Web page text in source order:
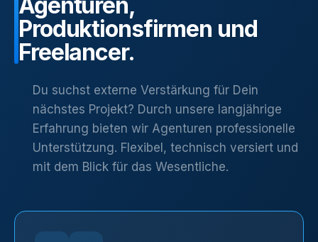
Produktionsfirmen und
Freelancer.
Du suchst externe Verstärkung für Dein
nächstes Projekt? Durch unsere langjährige
Erfahrung bieten wir Agenturen professionelle
Unterstützung. Flexibel, technisch versiert und
mit dem Blick für das Wesentliche.